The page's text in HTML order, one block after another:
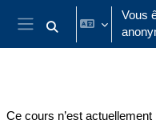
Passer au contenu principal
Panneau latéral
Activer/désactiver la
Vous
Ce cours n’est